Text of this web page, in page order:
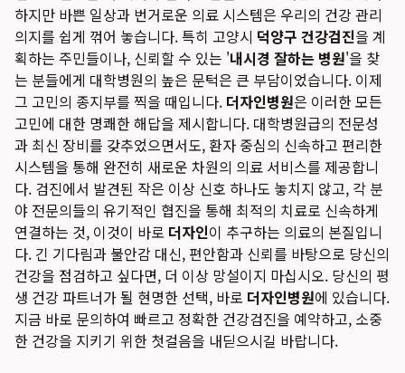
하지만 바쁜 일상과 번거로운 의료 시스템은 우리의 건강 관리
의지를 쉽게 꺾어 놓습니다. 특히 고양시 덕양구 건강검진을 계
획하는 주민들이나, 신뢰할 수 있는 '내시경 잘하는 병원'을 찾
는 분들에게 대학병원의 높은 문턱은 큰 부담이었습니다. 이제
그 고민의 종지부를 찍을 때입니다. 더자인병원은 이러한 모든
고민에 대한 명쾌한 해답을 제시합니다. 대학병원급의 전문성
과 최신 장비를 갖추었으면서도, 환자 중심의 신속하고 편리한
시스템을 통해 완전히 새로운 차원의 의료 서비스를 제공합니
다. 검진에서 발견된 작은 이상 신호 하나도 놓치지 않고, 각 분
야 전문의들의 유기적인 협진을 통해 최적의 치료로 신속하게
연결하는 것, 이것이 바로 더자인이 추구하는 의료의 본질입니
다. 긴 기다림과 불안감 대신, 편안함과 신뢰를 바탕으로 당신의
건강을 점검하고 싶다면, 더 이상 망설이지 마십시오. 당신의 평
생 건강 파트너가 될 현명한 선택, 바로 더자인병원에 있습니다.
지금 바로 문의하여 빠르고 정확한 건강검진을 예약하고, 소중
한 건강을 지키기 위한 첫걸음을 내딛으시길 바랍니다.